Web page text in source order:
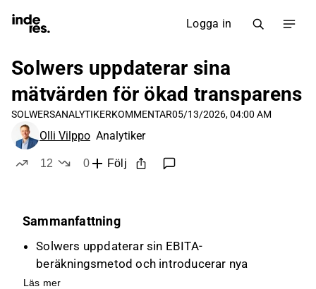
Logga in
Solwers uppdaterar sina
mätvärden för ökad transparens
SOLWERSANALYTIKERKOMMENTAR05/13/2026, 04:00 AM
Olli Vilppo Analytiker
12
0
Följ
Sammanfattning
Solwers uppdaterar sin EBITA-
beräkningsmetod och introducerar nya
nyckeltal som ROCE för att förbättra
Läs mer